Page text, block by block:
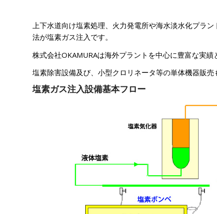
上下水道向け塩素処理、火力発電所や海水淡水化プラ
法が塩素ガス注入です。
株式会社OKAMURAは海外プラントを中心に豊富な実
塩素除害設備及び、小型クロリネータ等の単体機器販売
塩素ガス注入設備基本フロー